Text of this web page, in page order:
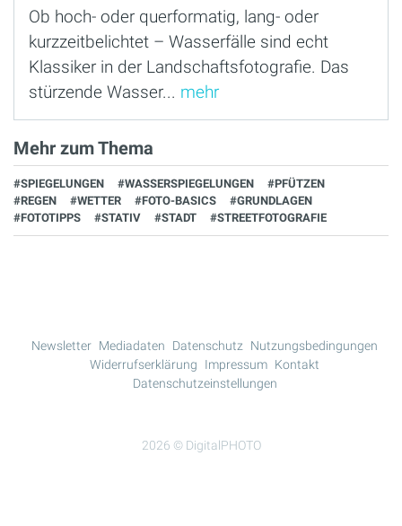
Ob hoch- oder querformatig, lang- oder
kurzzeitbelichtet – Wasserfälle sind echt
Klassiker in der Landschaftsfotografie. Das
stürzende Wasser... mehr
Mehr zum Thema
#SPIEGELUNGEN #WASSERSPIEGELUNGEN
#PFÜTZEN
#REGEN
#WETTER #FOTO-BASICS
#GRUNDLAGEN
#FOTOTIPPS
#STATIV #STADT #STREETFOTOGRAFIE
2026 © DigitalPHOTO
Newsletter Mediadaten Datenschutz Nutzungsbedingungen
Widerrufserklärung
Impressum Kontakt
Datenschutzeinstellungen